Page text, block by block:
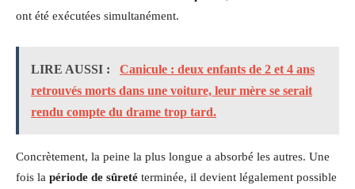
ont été exécutées simultanément.
LIRE AUSSI :
Canicule : deux enfants de 2 et 4 ans
retrouvés morts dans une voiture, leur mère se serait
rendu compte du drame trop tard.
Concrètement, la peine la plus longue a absorbé les autres. Une
fois la période de sûreté terminée, il devient légalement possible